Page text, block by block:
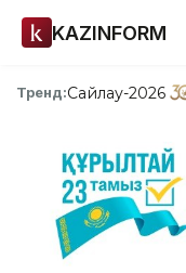
KAZINFORM
Тренд:Сайлау-2026